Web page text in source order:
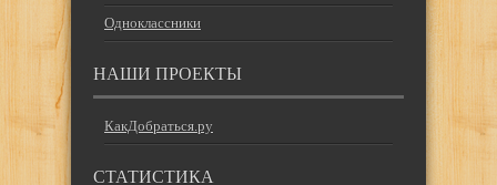
Одноклассники
НАШИ ПРОЕКТЫ
КакДобраться.ру
СТАТИСТИКА